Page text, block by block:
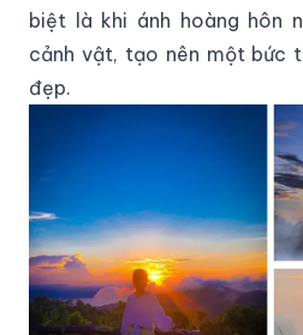
biệt là khi ánh hoàng hôn
cảnh vật, tạo nên một bức
đẹp.